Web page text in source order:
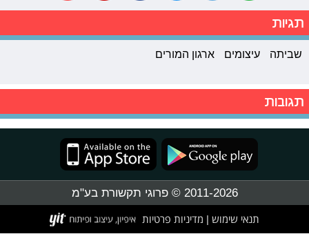
תגיות
שביתה עיצומים ארגון המורים
תגובות
2011-2026 © פרוגי תקשורת בע"מ
תנאי שימוש מדיניות פרטיות